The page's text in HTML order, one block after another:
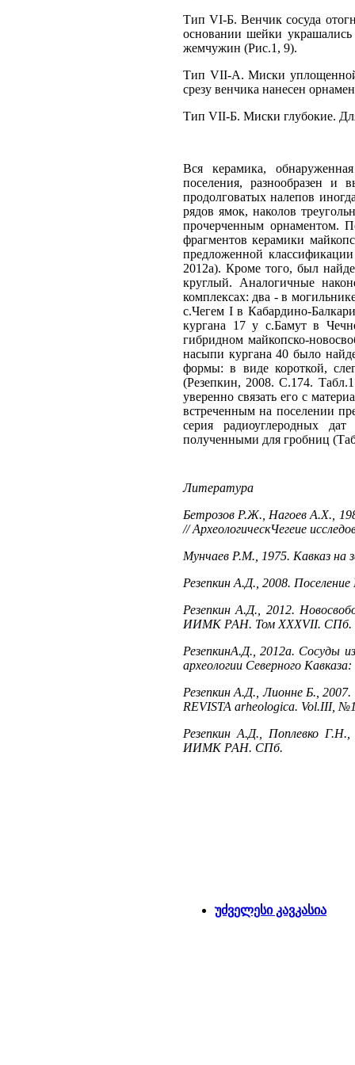
Тип VI-Б. Венчик сосуда
основании шейки
жемчужин (Рис.1, 9).
Тип VII-А. Миски уплощенной
срезу венчика нанесен
Тип VII-Б. Миски глубокие.
Вся керамика,
поселения, разнообразен
продолговатых налепов
рядов ямок, наколов
прочерченным орнаментом.
фрагментов керамики
предложенной
2012а). Кроме того, был
круглый. Аналогичные
комплексах: два - в
с.Чегем I в Кабардино-
кургана 17 у с.Бамут в
гибридном майкопско-
насыпи кургана 40 было
формы: в виде короткой,
(Резепкин, 2008. С.174.
уверенно связать его с
встреченным на поселении
серия радиоуглеродных
полученными для гробниц
Литература
Бетрозов Р.Ж., Нагоев А.Х.,
// АрхеологическЧегеие
Мунчаев Р.М., 1975. Кавказ на
Резепкин А.Д., 2008.
Резепкин А.Д., 2012.
ИИМК РАН. Том XXXVII. СПб.
РезепкинА.Д., 2012а. Сосуды
археологии Северного
Резепкин А.Д., Лионне Б., 2007.
REVISTA arheologica. Vol.III,
Резепкин А.Д., Поплевко Г.Н.,
ИИМК РАН. СПб.
უძველესი კავკასია